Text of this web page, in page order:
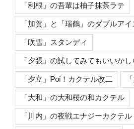
「利根」の吾輩は柚子抹茶ラテ
「加賀」と「瑞鶴」のダブルア
「吹雪」スタンディ
「夕張」の試してみてもいいかし
「夕立」Poi！カクテル改二
「大和」の大和桜の和カクテル
「川内」の夜戦エナジーカクテル